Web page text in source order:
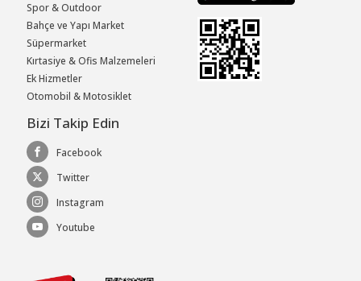
Spor & Outdoor
Bahçe ve Yapı Market
Süpermarket
Kırtasiye & Ofis Malzemeleri
Ek Hizmetler
Otomobil & Motosiklet
Bizi Takip Edin
Facebook
Twitter
Instagram
Youtube